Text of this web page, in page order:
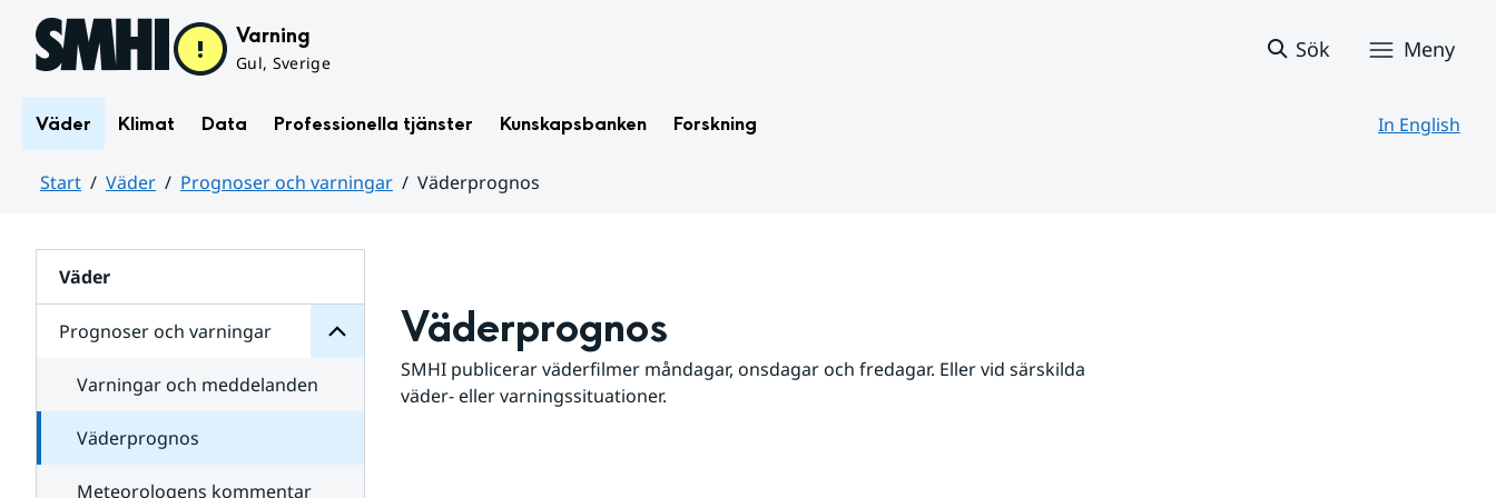
Hoppa till sidans innehåll Varning
Gul, Sverige
Sök Meny
Väder Klimat Data Professionella tjänster Kunskapsbanken Forskning In English
Start Väder Prognoser och varningar
Väderprognos
Väder
Prognoser och varningar
för
varningar
Varningar och meddelanden
Väderprognos
Meteorologens kommentar
Väderprognos
SMHI publicerar väderfilmer måndagar, onsdagar och fredagar. Eller vid särskilda
väder- eller varningssituationer.